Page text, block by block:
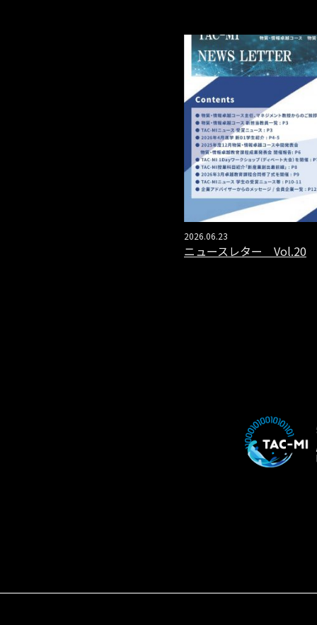
2026.06.23
ニュースレター Vol.20